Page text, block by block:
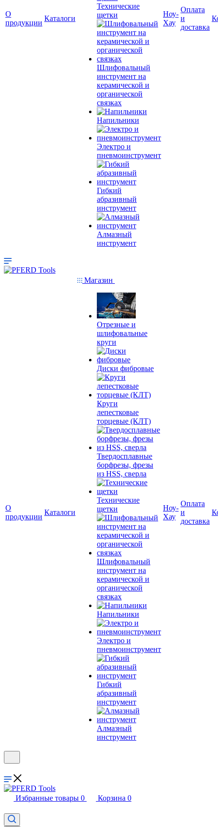
О
продукции
Каталоги
Технические
щетки
Шлифовальный
инструмент на
керамической и
органической
связках
Напильники
Электро и
пневмоинструмент
Гибкий
абразивный
инструмент
Алмазный
инструмент
Ноу-
Хау
Оплата
и
доставка
О
продукции
Каталоги
Магазин
Отрезные и
шлифовальные
круги
Диски фибровые
Круги
лепестковые
торцевые (КЛТ)
Твердосплавные
борфрезы, фрезы
из HSS, сверла
Технические
щетки
Шлифовальный
инструмент на
керамической и
органической
связках
Напильники
Электро и
пневмоинструмент
Гибкий
абразивный
инструмент
Алмазный
инструмент
Ноу-
Хау
Оплата
и
доставка
Избранные товары 0 Корзина 0